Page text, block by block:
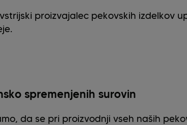
proizvajalec pekovskih izdelkov
spremenjenih surovin
da se pri proizvodnji vseh naših